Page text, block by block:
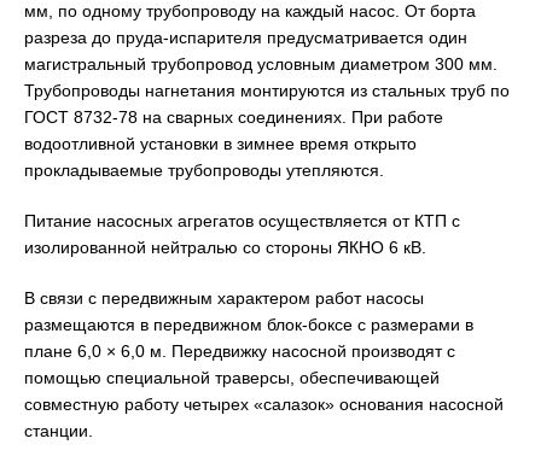
мм, по одному трубопроводу на каждый насос. От борта
разреза до пруда-испарителя предусматривается один
магистральный трубопровод условным диаметром 300 мм.
Трубопроводы нагнетания монтируются из стальных труб по
ГОСТ 8732-78 на сварных соединениях. При работе
водоотливной установки в зимнее время открыто
прокладываемые трубопроводы утепляются.
Питание насосных агрегатов осуществляется от КТП с
изолированной нейтралью со стороны ЯКНО 6 кВ.
В связи с передвижным характером работ насосы
размещаются в передвижном блок-боксе с размерами в
плане 6,0 × 6,0 м. Передвижку насосной производят с
помощью специальной траверсы, обеспечивающей
совместную работу четырех «салазок» основания насосной
станции.